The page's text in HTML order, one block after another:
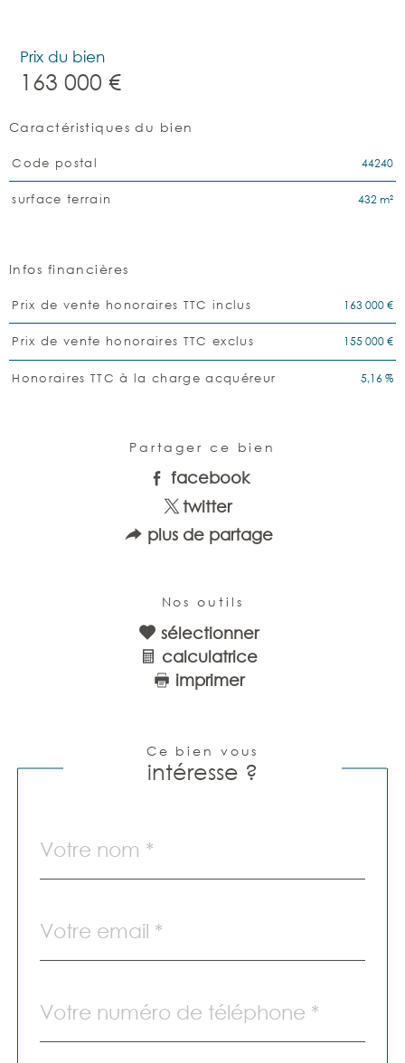
Prix du bien
163 000 €
Caractéristiques du bien
Caractéristiques
Code postal 44240
surface terrain 432 m²
Infos financières
Caractéristiques Valeurs
Prix de vente honoraires TTC inclus 163 000 €
Prix de vente honoraires TTC exclus 155 000 €
Honoraires TTC à la charge acquéreur 5,16 %
Partager ce bien
facebook
twitter
plus de partage
Nos outils
sélectionner
calculatrice
imprimer
Ce bien vous
intéresse ?
par
défaut
*
*
*